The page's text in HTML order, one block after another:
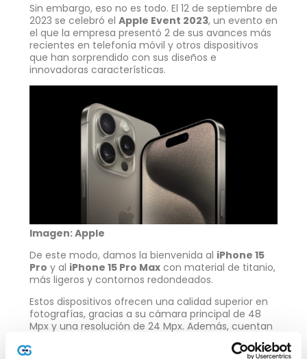
Sin embargo, eso no es todo. El 12 de septiembre de
2023 se celebró el Apple Event 2023, un evento en
el que la empresa presentó 2 de sus avances más
recientes en telefonía móvil y otros dispositivos
que han sorprendido con sus diseños e
innovadoras características.
Imagen: Apple
De este modo, damos la bienvenida al iPhone 15
Pro y al iPhone 15 Pro Max con material de titanio,
más ligeros y contornos redondeados.
Estos dispositivos ofrecen una calidad superior en
fotografías, gracias a su cámara principal de 48
Mpx y una resolución de 24 Mpx. Además, cuentan
con el modo nocturno, para obtener imágenes
nítidas y HDR inteligente, que hará que tus fotos